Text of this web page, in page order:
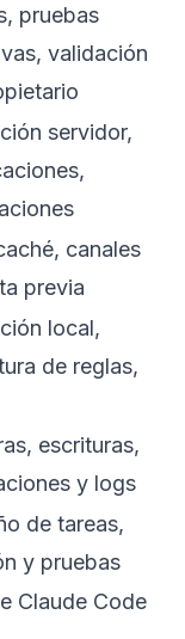
pruebas
validación
servidor,
canales
previa
local,
de reglas,
escrituras,
y logs
de tareas,
y pruebas
Claude Code